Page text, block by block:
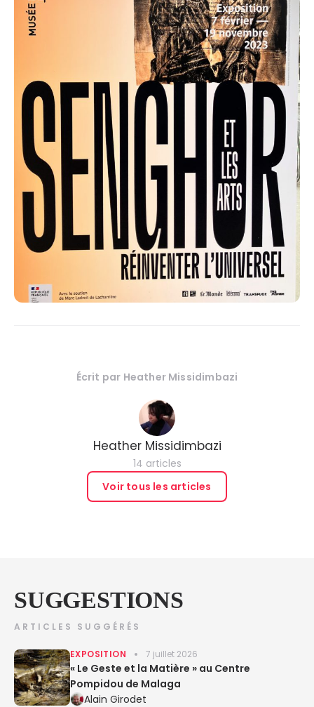
Écrit par Heather Missidimbazi
Heather Missidimbazi
14 articles
Voir tous les articles
SUGGESTIONS
ARTICLES SUGGÉRÉS
EXPOSITION 7 juillet 2026
« Le Geste et la Matière » au Centre
Pompidou de Malaga
Alain Girodet